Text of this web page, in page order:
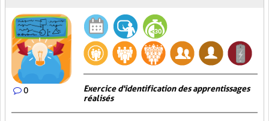
0
Exercice d'identification des apprentissages
réalisés